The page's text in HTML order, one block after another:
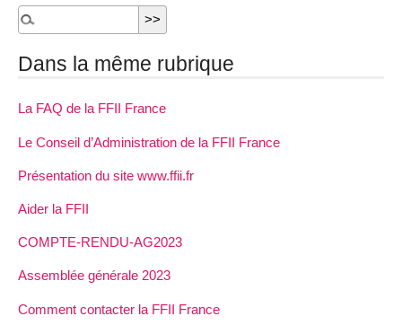
Dans la même rubrique
La FAQ de la FFII France
Le Conseil d’Administration de la FFII France
Présentation du site www.ffii.fr
Aider la FFII
COMPTE-RENDU-AG2023
Assemblée générale 2023
Comment contacter la FFII France